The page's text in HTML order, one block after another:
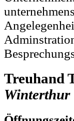
Treuhand
Winterthur